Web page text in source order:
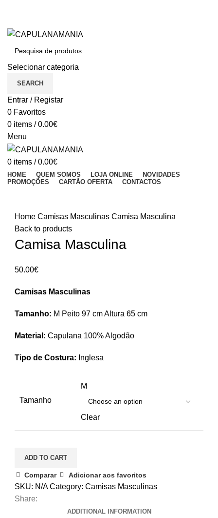
Selecionar categoria
SEARCH
Entrar / Registar
0 Favoritos
0 items / 0.00€
Menu
0 items / 0.00€
HOME QUEM SOMOS LOJA ONLINE
NOVIDADES
PROMOÇÕES
CARTÃO OFERTA CONTACTOS
Home Camisas Masculinas Camisa Masculina
Back to products
Camisa Masculina
50.00€
Camisas Masculinas
Tamanho: M Peito 97 cm Altura 65 cm
Material: Capulana 100% Algodão
Tipo de Costura: Inglesa
Tamanho
M
Clear
ADD TO CART
Comparar Adicionar aos favoritos
SKU: N/ACategory: Camisas Masculinas
Share:
ADDITIONAL INFORMATION